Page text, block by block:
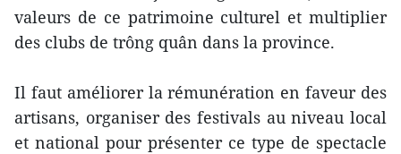
valeurs de ce patrimoine culturel et multiplier
des clubs de trông quân dans la province.
Il faut améliorer la rémunération en faveur des
artisans, organiser des festivals au niveau local
et national pour présenter ce type de spectacle